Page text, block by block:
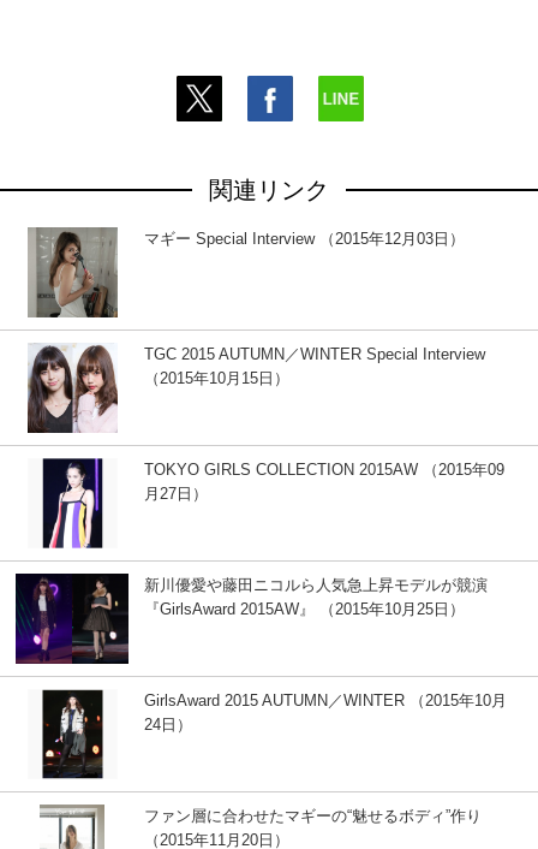
関連リンク
マギー Special Interview （2015年12月03日）
TGC 2015 AUTUMN／WINTER Special Interview
（2015年10月15日）
TOKYO GIRLS COLLECTION 2015AW （2015年09
月27日）
新川優愛や藤田ニコルら人気急上昇モデルが競演
『GirlsAward 2015AW』 （2015年10月25日）
GirlsAward 2015 AUTUMN／WINTER （2015年10月
24日）
ファン層に合わせたマギーの“魅せるボディ”作り
（2015年11月20日）